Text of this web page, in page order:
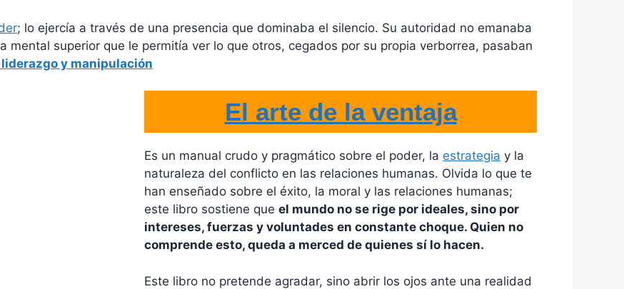
; lo ejercía a través de una presencia que dominaba el silencio. Su autoridad no emanaba
mental superior que le permitía ver lo que otros, cegados por su propia verborrea, pasaban
y manipulación
El arte de la ventaja
Es un manual crudo y pragmático sobre el poder, la estrategia y la
naturaleza del conflicto en las relaciones humanas. Olvida lo que te
han enseñado sobre el éxito, la moral y las relaciones humanas;
este libro sostiene que el mundo no se rige por ideales, sino por
intereses, fuerzas y voluntades en constante choque. Quien no
comprende esto, queda a merced de quienes sí lo hacen.
Este libro no pretende agradar, sino abrir los ojos ante una realidad